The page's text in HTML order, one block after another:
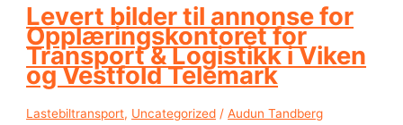
Levert bilder til annonse for
Opplæringskontoret for
Transport & Logistikk i Viken
og Vestfold Telemark
Lastebiltransport, Uncategorized /Audun Tandberg